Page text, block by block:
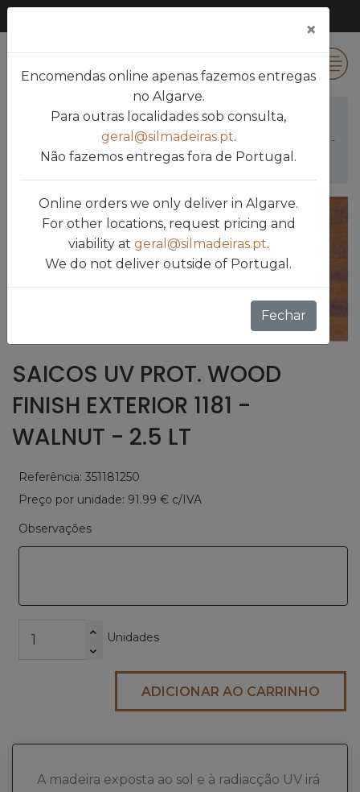
Silmadeiras
Produtos
SAICOS UV PROT. WOOD FINISH EXTERIOR 1181 -
WALNUT - 2.5 LT
SAICOS UV PROT. WOOD
FINISH EXTERIOR 1181 -
WALNUT - 2.5 LT
Referência: 351181250
Preço por unidade: 91.99 € c/IVA
Observações
Unidades
ADICIONAR AO CARRINHO
A madeira exposta ao sol e à radiacção UV irá
×
Encomendas online apenas fazemos entregas
no Algarve.
Para outras localidades sob consulta,
geral@silmadeiras.pt.
Não fazemos entregas fora de Portugal.
Online orders we only deliver in Algarve.
For other locations, request pricing and
viability at geral@silmadeiras.pt.
We do not deliver outside of Portugal.
Fechar